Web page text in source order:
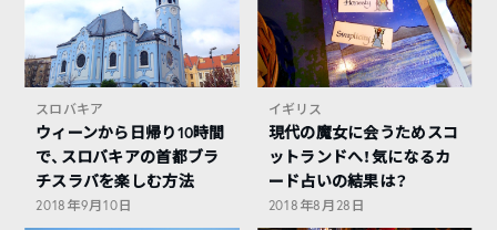
スロバキア
ウィーンから日帰り10時間
で、スロバキアの首都ブラ
チスラバを楽しむ方法
2018年9月10日
イギリス
現代の魔女に会うためスコ
ットランドへ！気になるカ
ード占いの結果は？
2018年8月28日